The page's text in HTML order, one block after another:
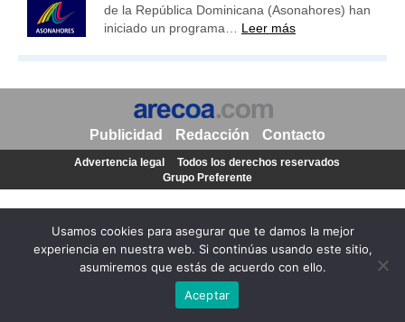
de la República Dominicana (Asonahores) han
iniciado un programa… Leer más
Usamos cookies para asegurar que te damos la mejor
experiencia en nuestra web. Si continúas usando este sitio,
asumiremos que estás de acuerdo con ello.
Aceptar
Publicidad Redacción Contacto
Advertencia legal
Todos los derechos reservados
Grupo Preferente